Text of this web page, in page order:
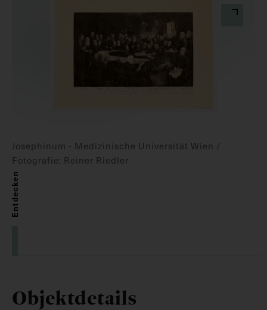
Josephinum - Medizinische Universität Wien /
Fotografie: Reiner Riedler
Entdecken
Objektdetails